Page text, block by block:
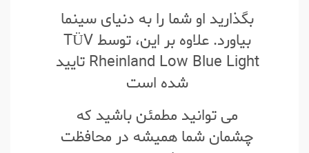
بگذارید او شما را به دنیای سینما
بیاورد. علاوه بر این، توسط TÜV
Rheinland Low Blue Light تایید
شده است
می توانید مطمئن باشید که
چشمان شما همیشه در محافظت